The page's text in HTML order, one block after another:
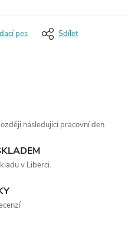
pes Sdílet
následující pracovní den
v Liberci.